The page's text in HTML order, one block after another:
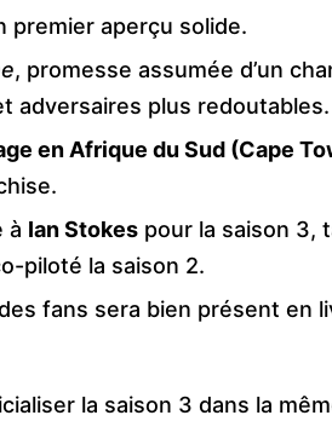
premier aperçu solide.
, promesse assumée d’un
adversaires plus redoutables.
en Afrique du Sud (Cape
à Ian Stokes pour la saison 3,
piloté la saison 2.
fans sera bien présent en
la saison 3 dans la